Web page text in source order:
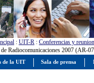
: UIT-R : Conferencias y
Radiocomunicaciones 2007 (AR-
de la UIT Sala de prensa